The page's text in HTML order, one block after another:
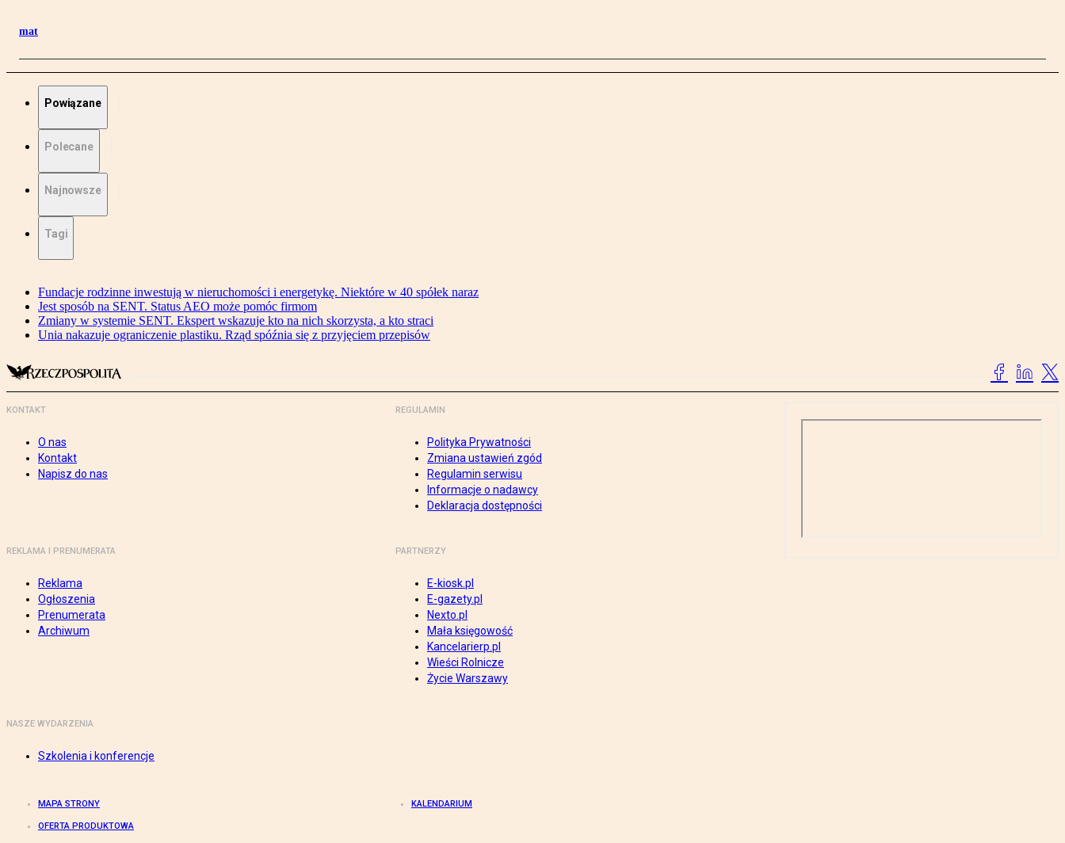
mat
Powiązane
Polecane
Najnowsze
Tagi
Fundacje rodzinne inwestują w nieruchomości i energetykę. Niektóre w 40 spółek naraz
Jest sposób na SENT. Status AEO może pomóc firmom
Zmiany w systemie SENT. Ekspert wskazuje kto na nich skorzysta, a kto straci
Unia nakazuje ograniczenie plastiku. Rząd spóźnia się z przyjęciem przepisów
KONTAKT
O nas
Kontakt
Napisz do nas
REGULAMIN
Polityka Prywatności
Zmiana ustawień zgód
Regulamin serwisu
Informacje o nadawcy
Deklaracja dostępności
REKLAMA I PRENUMERATA
Reklama
Ogłoszenia
Prenumerata
Archiwum
PARTNERZY
E-kiosk.pl
E-gazety.pl
Nexto.pl
Mała księgowość
Kancelarierp.pl
Wieści Rolnicze
Życie Warszawy
NASZE WYDARZENIA
Szkolenia i konferencje
MAPA STRONY KALENDARIUM
OFERTA PRODUKTOWA